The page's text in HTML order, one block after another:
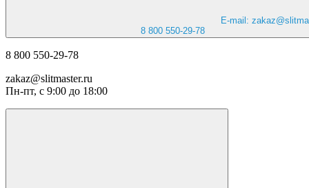
E-mail:
8 800 550-29-78
8 800 550-29-78
zakaz@slitmaster.ru
Пн-пт, с 9:00 до 18:00